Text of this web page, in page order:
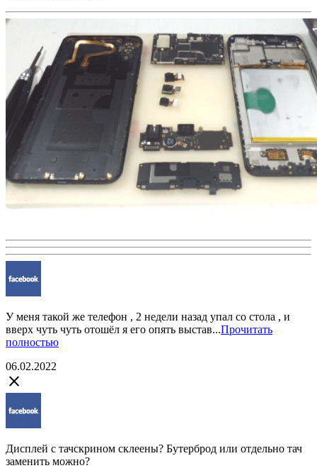
У меня такой же телефон , 2 недели назад упал со стола , и
вверх чуть чуть отошёл я его опять выстав...Прочитать
полностью
06.02.2022
close
Дисплей с тачскрином склеены? Бутерброд или отдельно тач
заменить можно?